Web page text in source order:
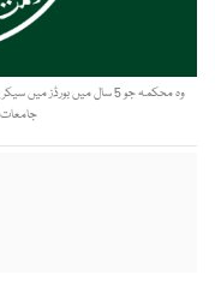
وہ محکمہ جو 5 سال میں